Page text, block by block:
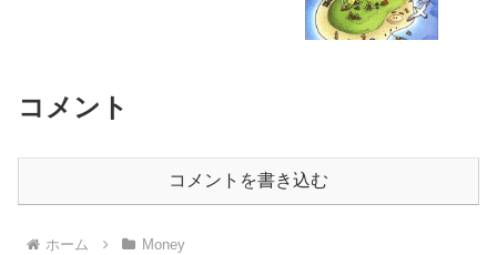
コメント
コメントを書き込む
ホーム Money